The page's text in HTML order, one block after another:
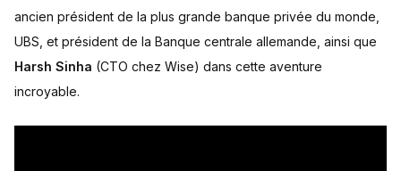
ancien président de la plus grande banque privée du monde,
UBS, et président de la Banque centrale allemande, ainsi que
Harsh Sinha (CTO chez Wise) dans cette aventure
incroyable.